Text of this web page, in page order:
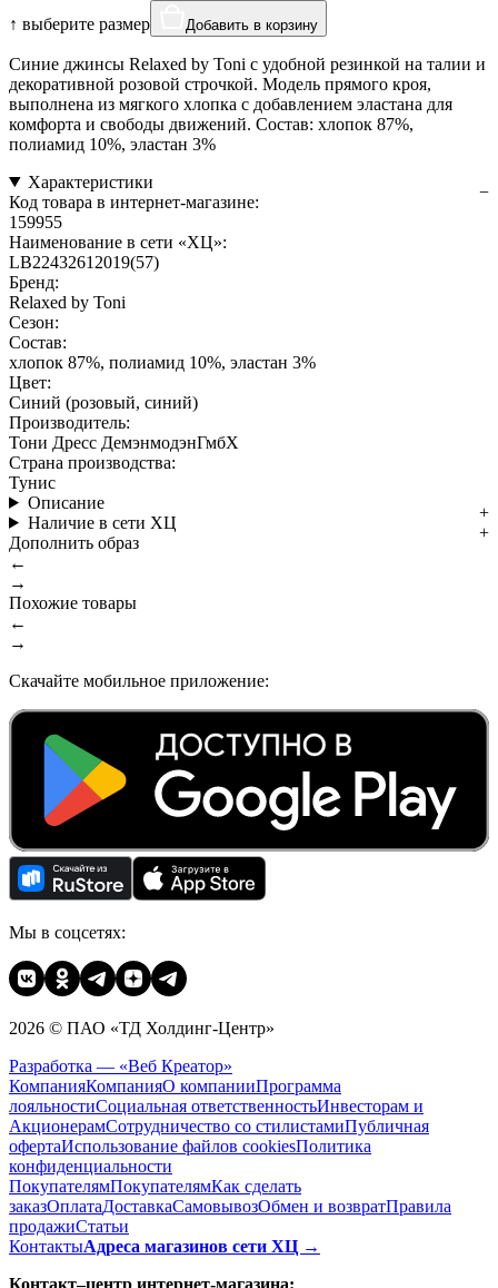
↑ выберите размер
Добавить в корзину
Синие джинсы Relaxed by Toni с удобной резинкой на талии и
декоративной розовой строчкой. Модель прямого кроя,
выполнена из мягкого хлопка с добавлением эластана для
комфорта и свободы движений. Состав: хлопок 87%,
полиамид 10%, эластан 3%
Характеристики
Код товара в интернет-магазине:
159955
Наименование в сети «ХЦ»:
LB22432612019(57)
Бренд:
Relaxed by Toni
Сезон:
Состав:
хлопок 87%, полиамид 10%, эластан 3%
Цвет:
Синий (розовый, синий)
Производитель:
Тони Дресс ДемэнмодэнГмбХ
Страна производства:
Тунис
Описание
Наличие в сети ХЦ
Дополнить образ
←
→
Похожие товары
←
→
Скачайте мобильное приложение:
Мы в соцсетях:
2026 © ПАО «ТД Холдинг-Центр»
Разработка — «Веб Креатор»
КомпанияКомпанияО компанииПрограмма
лояльностиСоциальная ответственностьИнвесторам и
АкционерамСотрудничество со стилистамиПубличная
офертаИспользование файлов cookiesПолитика
конфиденциальности
ПокупателямПокупателямКак сделать
заказОплатаДоставкаCамовывозОбмен и возвратПравила
продажиСтатьи
КонтактыАдреса магазинов сети ХЦ →
Контакт–центр интернет-магазина: